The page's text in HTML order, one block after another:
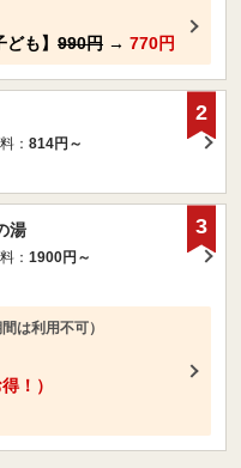
も】 990円 → 770円
： 814円～
2
湯
： 1900円～
は利用不可）
！）
3